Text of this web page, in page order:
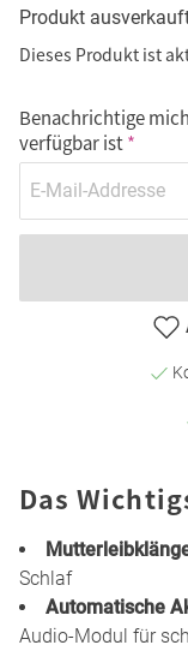
Produkt
Dieses Produkt ist
Benachrichtige
verfügbar ist
Das
Schlaf
Automatische
Audio-Modul für